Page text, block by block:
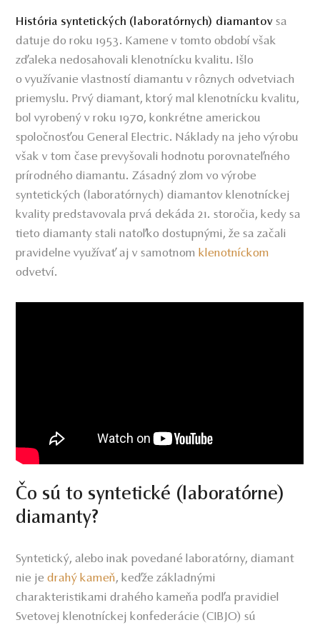
História syntetických (laboratórnych) diamantov sa
datuje do roku 1953. Kamene v tomto období však
zďaleka nedosahovali klenotnícku kvalitu. Išlo
o využívanie vlastností diamantu v rôznych odvetviach
priemyslu. Prvý diamant, ktorý mal klenotnícku kvalitu,
bol vyrobený v roku 1970, konkrétne americkou
spoločnosťou General Electric. Náklady na jeho výrobu
však v tom čase prevyšovali hodnotu porovnateľného
prírodného diamantu. Zásadný zlom vo výrobe
syntetických (laboratórnych) diamantov klenotníckej
kvality predstavovala prvá dekáda 21. storočia, kedy sa
tieto diamanty stali natoľko dostupnými, že sa začali
pravidelne využívať aj v samotnomklenotníckom
odvetví.
Čo sú to syntetické (laboratórne)
diamanty?
Syntetický, alebo inak povedané laboratórny, diamant
nie jedrahý kameň, keďže základnými
charakteristikami drahého kameňa podľa pravidiel
Svetovej klenotníckej konfederácie (CIBJO) sú